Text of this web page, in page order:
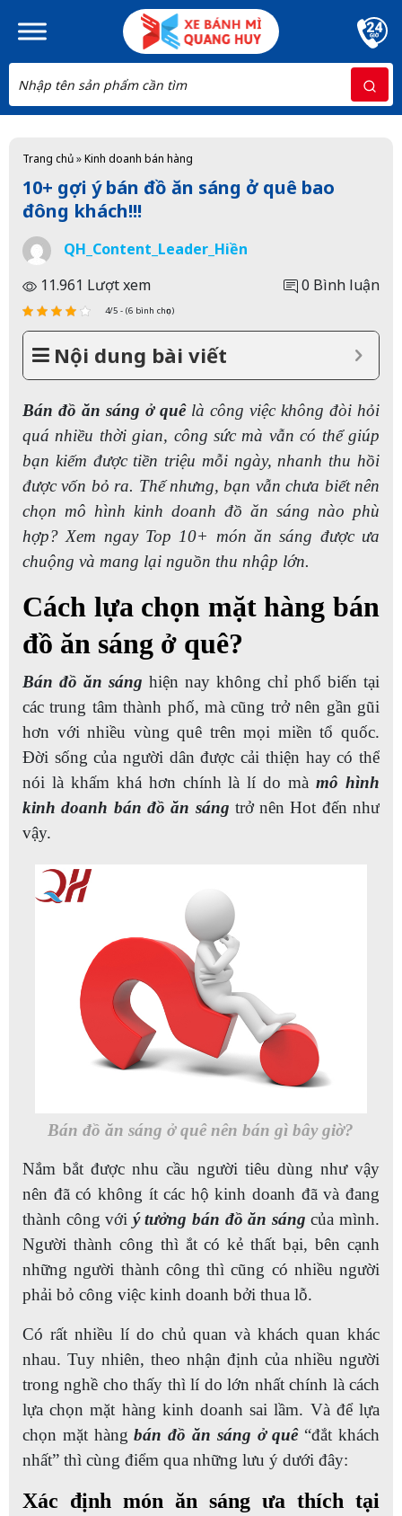
Skip to main content
Trang chủ»Kinh doanh bán hàng
10+ gợi ý bán đồ ăn sáng ở quê bao
đông khách!!!
QH_Content_Leader_Hiền
11.961 Lượt xem
0 Bình luận
4/5 - (6 bình chọn)
Nội dung bài viết
Bán đồ ăn sáng ở quêlà công việc không đòi hỏi
quá nhiều thời gian, công sức mà vẫn có thể giúp
bạn kiếm được tiền triệu mỗi ngày, nhanh thu hồi
được vốn bỏ ra. Thế nhưng, bạn vẫn chưa biết nên
chọn mô hình kinh doanh đồ ăn sáng nào phù
hợp? Xem ngay Top 10+ món ăn sáng được ưa
chuộng và mang lại nguồn thu nhập lớn.
Cách lựa chọn mặt hàng bán
đồ ăn sáng ở quê?
Bán đồ ăn sáng hiện nay không chỉ phổ biến tại
các trung tâm thành phố, mà cũng trở nên gần gũi
hơn với nhiều vùng quê trên mọi miền tổ quốc.
Đời sống của người dân được cải thiện hay có thể
nói là khấm khá hơn chính là lí do màmô hình
kinh doanh bán đồ ăn sáng trở nên Hot đến như
vậy.
Bán đồ ăn sáng ở quê nên bán gì bây giờ?
Nắm bắt được nhu cầu người tiêu dùng như vậy
nên đã có không ít các hộ kinh doanh đã và đang
thành công với ý tưởng bán đồ ăn sáng của mình.
Người thành công thì ắt có kẻ thất bại, bên cạnh
những người thành công thì cũng có nhiều người
phải bỏ công việc kinh doanh bởi thua lỗ.
Có rất nhiều lí do chủ quan và khách quan khác
nhau. Tuy nhiên, theo nhận định của nhiều người
trong nghề cho thấy thì lí do lớn nhất chính là cách
lựa chọn mặt hàng kinh doanh sai lầm. Và để lựa
chọn mặt hàng bán đồ ăn sáng ở quê“đắt khách
nhất” thì cùng điểm qua những lưu ý dưới đây:
Xác định món ăn sáng ưa thích tại